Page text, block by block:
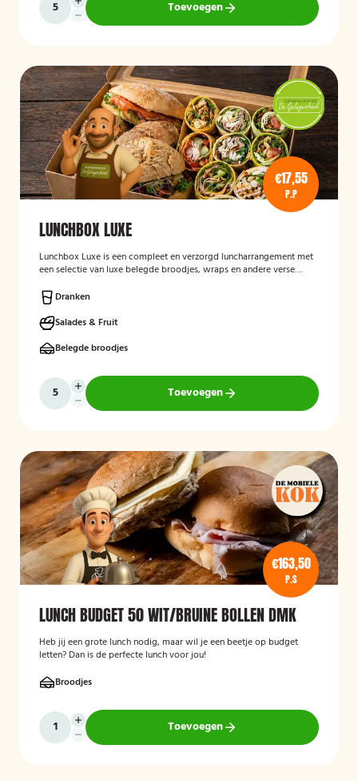
Toevoegen
€17,55
P.P
LUNCHBOX LUXE
Lunchbox Luxe is een compleet en verzorgd luncharrangement met
een selectie van luxe belegde broodjes, wraps en andere verse
bijeenkomsten, vergaderingen en groepslunches en staat bekend
om de verse ingrediënten, verzorgde presentatie en de mogelijkheid
om rekening te houden met dieetwensen zoals vegetarisch,
veganistisch of halal.
Dranken
Salades & Fruit
Belegde broodjes
Toevoegen
€163,50
P.S
LUNCH BUDGET 50 WIT/BRUINE BOLLEN DMK
Heb jij een grote lunch nodig, maar wil je een beetje op budget
letten? Dan is de perfecte lunch voor jou!
Broodjes
Toevoegen